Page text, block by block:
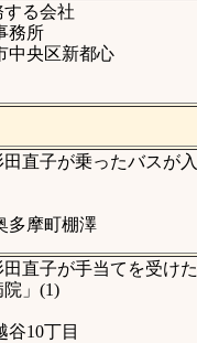
る会社
務所
中央区新都心
直子が乗ったバスが入
多摩町棚澤
直子が手当てを受けた
院」(1)
谷10丁目